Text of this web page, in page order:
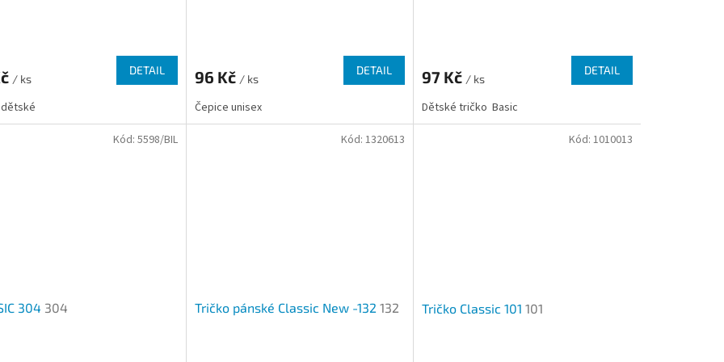
/ ks
DETAIL 96 Kč / ks
DETAIL
Čepice unisex
je
z
5
97 Kč / ks
DETAIL
Dětské tričko Basic
304 304
Kód: 5598/BIL
Tričko pánské Classic New -132 132
Kód: 1320613
Tričko Classic 101 101
Kód: 1010013